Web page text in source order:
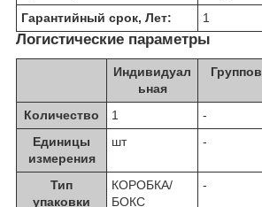
Гарантийный срок, Лет:
1
Логистические параметры
Индивидуал
ьная
Количество
1 -
Единицы
измерения
шт -
Тип
упаковки
КОРОБКА/
БОКС
-